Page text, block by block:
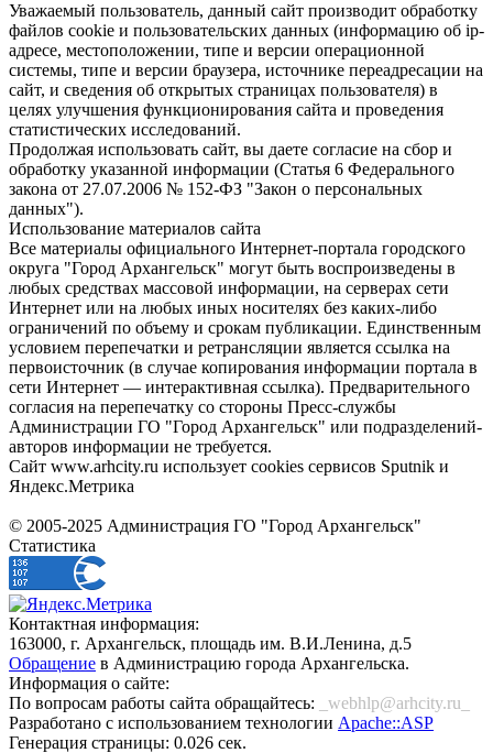
Уважаемый пользователь, данный сайт производит обработку
файлов cookie и пользовательских данных (информацию об ip-
адресе, местоположении, типе и версии операционной
системы, типе и версии браузера, источнике переадресации на
сайт, и сведения об открытых страницах пользователя) в
целях улучшения функционирования сайта и проведения
статистических исследований.
Продолжая использовать сайт, вы даете согласие на сбор и
обработку указанной информации (Статья 6 Федерального
закона от 27.07.2006 № 152-ФЗ "Закон о персональных
данных").
Использование материалов сайта
Все материалы официального Интернет-портала городского
округа "Город Архангельск" могут быть воспроизведены в
любых средствах массовой информации, на серверах сети
Интернет или на любых иных носителях без каких-либо
ограничений по объему и срокам публикации. Единственным
условием перепечатки и ретрансляции является ссылка на
первоисточник (в случае копирования информации портала в
сети Интернет — интерактивная ссылка). Предварительного
согласия на перепечатку со стороны Пресс-службы
Администрации ГО "Город Архангельск" или подразделений-
авторов информации не требуется.
Сайт www.arhcity.ru использует cookies сервисов Sputnik и
Яндекс.Метрика
© 2005-2025 Администрация ГО "Город Архангельск"
Статистика
Контактная информация:
163000, г. Архангельск, площадь им. В.И.Ленина, д.5
Обращение в Администрацию города Архангельска.
Информация о сайте:
По вопросам работы сайта обращайтесь:
_webhlp@arhcity.ru_
Разработано с использованием технологии Apache::ASP
Генерация страницы: 0.026 сек.